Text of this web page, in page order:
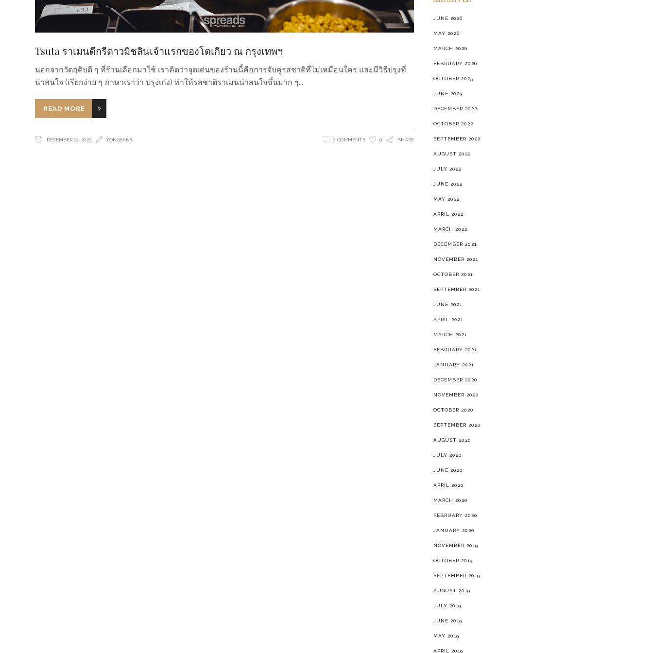
Tsuta ราเมนดีกรีดาวมิชลินเจ้าแรกของโตเกียว ณ กรุงเทพฯ
นอกจากวัตถุดิบดี ๆ ที่ร้านเลือกมาใช้ เราคิดว่าจุดเด่นของร้านนี้คือการจับคู่รสชาติที่ไม่เหมือนใคร และมีวิธีปรุงที่
น่าสนใจ (เรียกง่าย ๆ ภาษาเราว่า ปรุงเก่ง) ทำให้รสชาติราเมนน่าสนใจขึ้นมาก ๆ
READ MORE
DECEMBER 24, 2020 YONGSANS 0 COMMENTS 0 SHARE
JUNE 2026
MAY 2026
MARCH 2026
FEBRUARY 2026
OCTOBER 2025
JUNE 2023
DECEMBER 2022
OCTOBER 2022
SEPTEMBER 2022
AUGUST 2022
JULY 2022
JUNE 2022
MAY 2022
APRIL 2022
MARCH 2022
DECEMBER 2021
NOVEMBER 2021
OCTOBER 2021
SEPTEMBER 2021
JUNE 2021
APRIL 2021
MARCH 2021
FEBRUARY 2021
JANUARY 2021
DECEMBER 2020
NOVEMBER 2020
OCTOBER 2020
SEPTEMBER 2020
AUGUST 2020
JULY 2020
JUNE 2020
APRIL 2020
MARCH 2020
FEBRUARY 2020
JANUARY 2020
NOVEMBER 2019
OCTOBER 2019
SEPTEMBER 2019
AUGUST 2019
JULY 2019
JUNE 2019
MAY 2019
APRIL 2019